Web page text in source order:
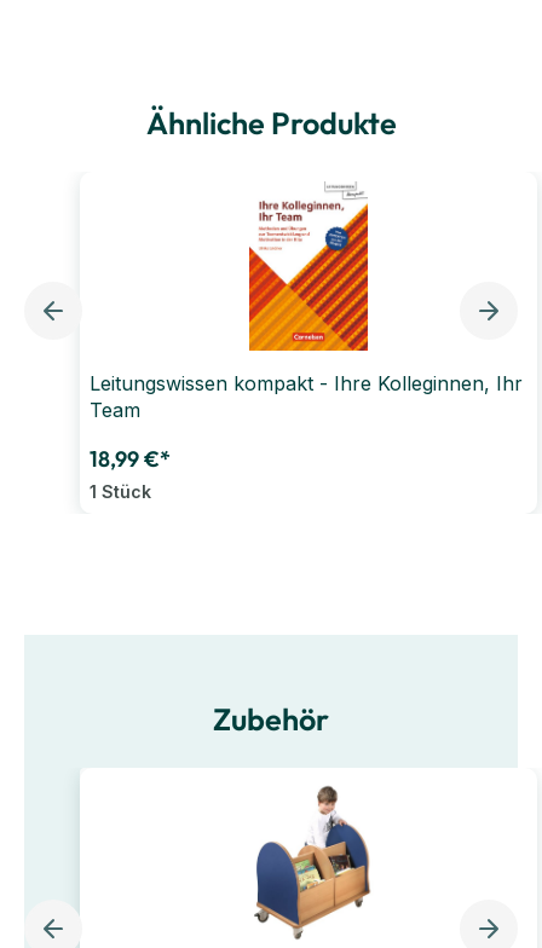
Ähnliche Produkte
Leitungswissen kompakt - Ihre Kolleginnen, Ihr
Team
18,99 €*
1 Stück
Zubehör